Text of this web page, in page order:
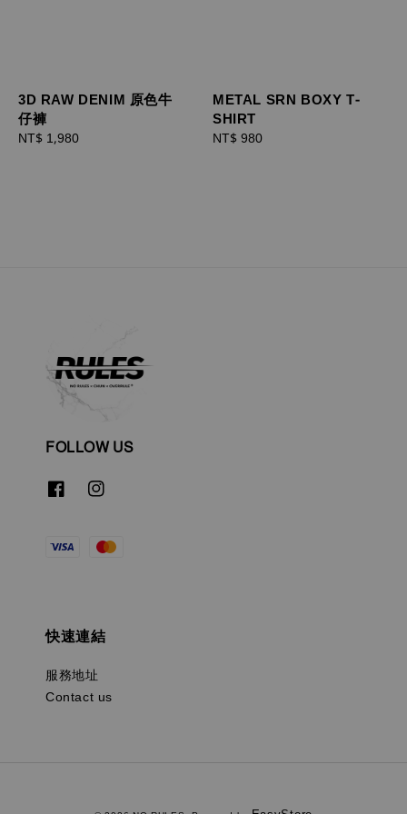
3D RAW DENIM 原色牛
仔褲
Regular
NT$ 1,980
METAL SRN BOXY T-
SHIRT
Regular
NT$ 980
FOLLOW US
快速連結
服務地址
Contact us